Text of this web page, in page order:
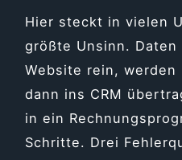
Hier steckt in vielen
größte Unsinn. Daten
Website rein,
dann ins CRM
in ein
Schritte. Drei